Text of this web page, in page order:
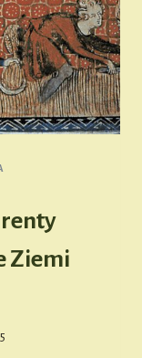
renty
Ziemi